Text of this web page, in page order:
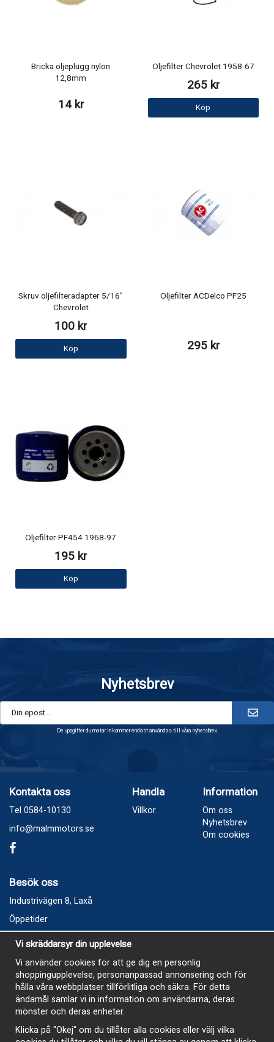
Bricka oljeplugg nylon
12,8mm
14 kr
Oljefilter Chevrolet 1958-67
265 kr
Köp
Skruv oljefilteradapter 5/16"
Chevrolet
100 kr
Köp
Oljefilter ACDelco PF25
295 kr
Oljefilter PF454 1968-97
195 kr
Köp
Nyhetsbrev
De uppgifter du matar in kommer endast användas till våra nyhetsbrev.
Kontakta oss
Tel 0584-10130
info@malmmotors.se
Handla
Villkor
Information
Om oss
Nyhetsbrev
Om cookies
Besök oss
Industrivägen 8, Laxå
Öppetider
Vecka 32
Måndag kl 9-12, kl 13 - 15
Onsdag kl 9-12, kl 13 - 15
Tisdag, Tordag och Fredag stängt
E-Handelsbutiken är öppen och paket skickas hela
sommaren
Vi skräddarsyr din upplevelse
Vi använder cookies för att ge dig en personlig
shoppingupplevelse, personanpassad annonsering och för
hålla våra webbplatser tillförlitliga och säkra. För detta
ändamål samlar vi in information om användarna, deras
mönster och deras enheter.
Klicka på "Okej" om du tillåter alla cookies eller välj vilka